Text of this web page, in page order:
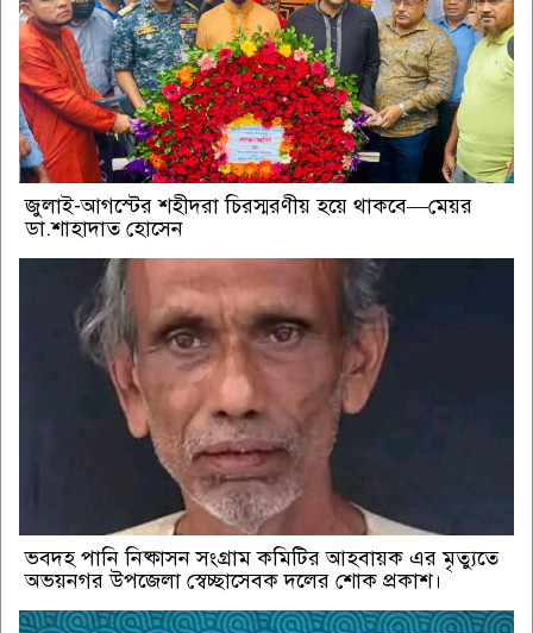
জুলাই-আগস্টের শহীদরা চিরস্মরণীয় হয়ে থাকবে—মেয়র
ডা.শাহাদাত হোসেন
ভবদহ পানি নিষ্কাসন সংগ্রাম কমিটির আহবায়ক এর মৃত্যুতে
অভয়নগর উপজেলা স্বেচ্ছাসেবক দলের শোক প্রকাশ।